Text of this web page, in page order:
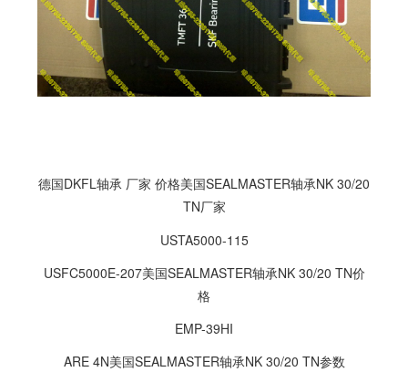
德国DKFL轴承 厂家 价格美国SEALMASTER轴承NK 30/20
TN厂家
USTA5000-115
USFC5000E-207美国SEALMASTER轴承NK 30/20 TN价
格
EMP-39HI
ARE 4N美国SEALMASTER轴承NK 30/20 TN参数